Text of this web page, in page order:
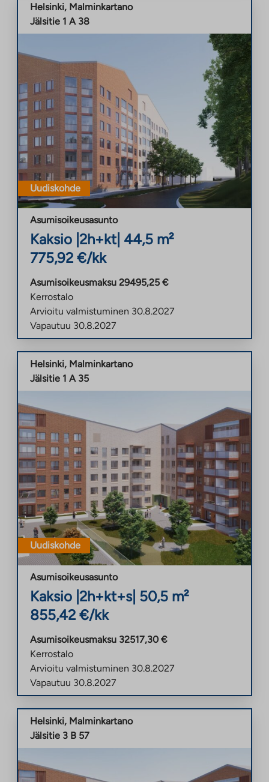
Helsinki, Malminkartano
Jälsitie 1 A 38
Uudiskohde
Asumisoikeusasunto
Kaksio 2h+kt| 44,5 m²
775,92 €/kk
Asumisoikeusmaksu 29495,25 €
Kerrostalo
Arvioitu valmistuminen 30.8.2027
Vapautuu 30.8.2027
Helsinki, Malminkartano
Jälsitie 1 A 35
Uudiskohde
Asumisoikeusasunto
Kaksio 2h+kt+s| 50,5 m²
855,42 €/kk
Asumisoikeusmaksu 32517,30 €
Kerrostalo
Arvioitu valmistuminen 30.8.2027
Vapautuu 30.8.2027
Helsinki, Malminkartano
Jälsitie 3 B 57